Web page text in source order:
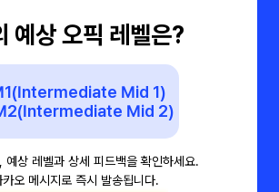
예상 오픽 레벨은?
Mid 1)
Mid 2)
예상 레벨과 상세 피드백을 확인하세요.
카오 메시지로 즉시 발송됩니다.